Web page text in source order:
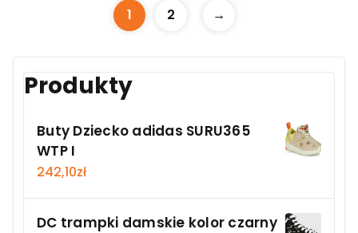
1 2 →
Produkty
Buty Dziecko adidas SURU365
WTP I
242,10zł
DC trampki damskie kolor czarny